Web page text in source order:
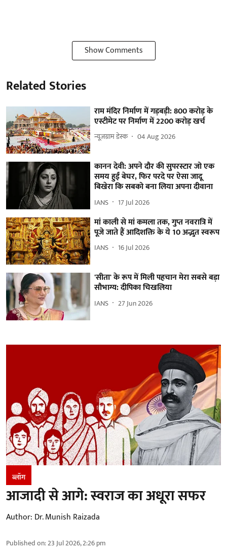
Show Comments
Related Stories
राम मंदिर निर्माण में गड़बड़ी: 800 करोड़ के
एस्टीमेट पर निर्माण में 2200 करोड़ खर्च
न्यूज़ग्राम डेस्क 04 Aug 2026
कानन देवी: अपने दौर की सुपरस्टार जो एक
समय हुईं बेघर, फिर परदे पर ऐसा जादू
बिखेरा कि सबको बना लिया अपना दीवाना
IANS 17 Jul 2026
मां काली से मां कमला तक, गुप्त नवरात्रि में
पूजे जाते हैं आदिशक्ति के ये 10 अद्भुत स्वरूप
IANS 16 Jul 2026
'सीता' के रूप में मिली पहचान मेरा सबसे बड़ा
सौभाग्य: दीपिका चिखलिया
IANS 27 Jun 2026
ब्लॉग
आजादी से आगे: स्वराज का अधूरा सफर
Author: Dr. Munish Raizada
Published on:23 Jul 2026, 2:26 pm